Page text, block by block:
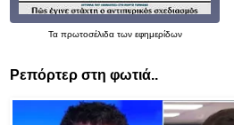
Τα πρωτοσέλιδατων εφημερίδων
Ρεπόρτερ στη φωτιά..